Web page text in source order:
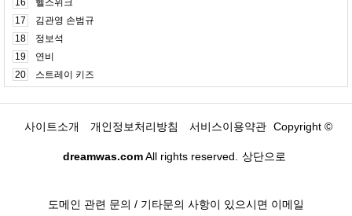
16
헬스위크
17
김관영 손범규
18
정보석
19
연비
20
스트레이 키즈
사이트소개 개인정보처리방침 서비스이용약관 Copyright ©
dreamwas.comAll rights reserved. 상단으로
도메인 관련 문의 / 기타문의 사항이 있으시면 이메일